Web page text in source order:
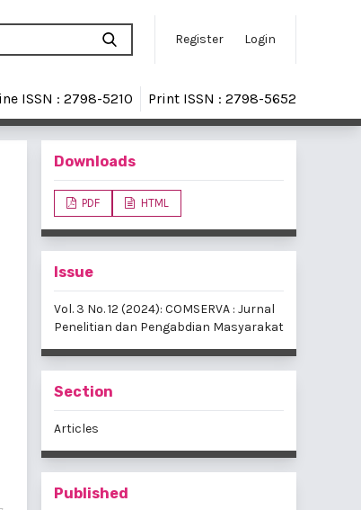
Register Login
ISSN : 2798-5210 Print ISSN : 2798-5652
Downloads
PDF HTML
Issue
Vol. 3 No. 12 (2024): COMSERVA : Jurnal
Penelitian dan Pengabdian Masyarakat
Section
Articles
Published